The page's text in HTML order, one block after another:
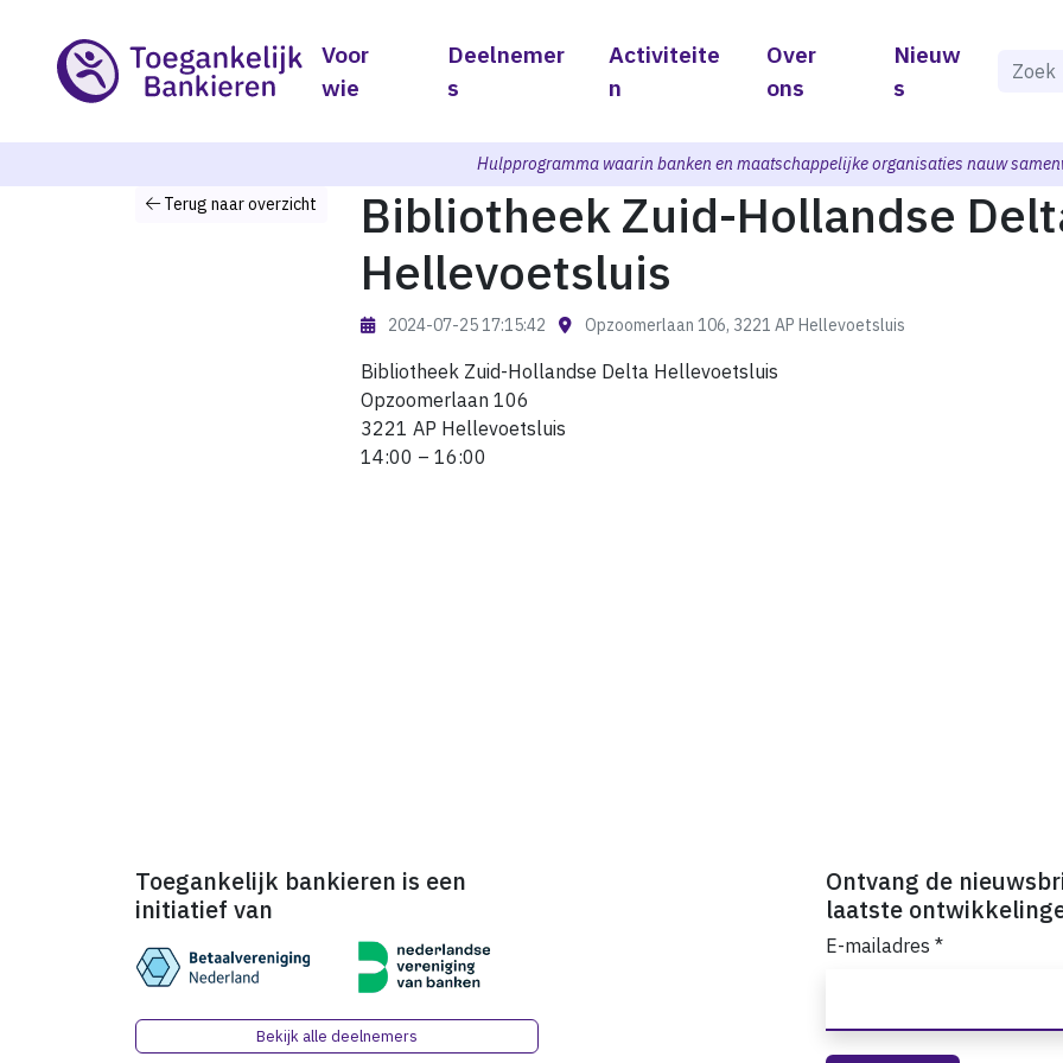
Voor
wie
Deelnemer
s
Activiteite
n
Over
ons
Nieuw
s
Als
Hulpprogramma waarin banken en maatschappelijke organisaties nauw
Terug naar overzicht
Bibliotheek Zuid-Hollandse
Hellevoetsluis
2024-07-25 17:15:42 Opzoomerlaan 106, 3221 AP Hellevoetsluis
Bibliotheek Zuid-Hollandse Delta Hellevoetsluis
Opzoomerlaan 106
3221 AP Hellevoetsluis
14:00 – 16:00
Toegankelijk bankieren is een
initiatief van
Bekijk alle deelnemers
Ontvang de
laatste
E-mailadres *